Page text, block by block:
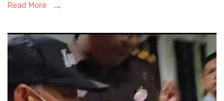
dan
Tidak
Mengerti
Hukum*
Read More